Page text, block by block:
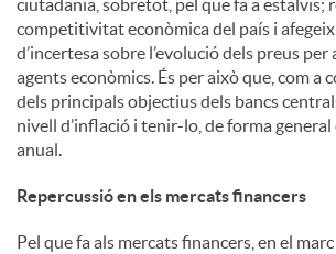
ciutadania, sobretot, pel que fa a estalvis;
competitivitat econòmica del país i
d’incertesa sobre l’evolució dels preus
agents econòmics. És per això que, com a
dels principals objectius dels bancs
nivell d’inflació i tenir-lo, de forma
anual.
Repercussió en els mercats financers
Pel que fa als mercats financers, en el